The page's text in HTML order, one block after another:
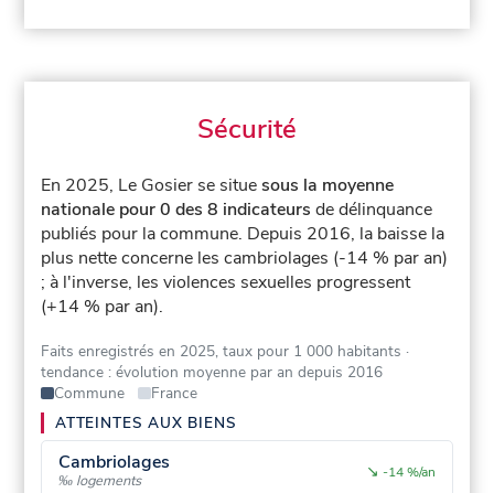
Sécurité
En 2025, Le Gosier se situesous la moyenne
nationale pour 0 des 8 indicateurs de délinquance
publiés pour la commune. Depuis 2016, la baisse la
plus nette concerne les cambriolages (-14 % par an)
; à l'inverse, les violences sexuelles progressent
(+14 % par an).
Faits enregistrés en 2025, taux pour 1 000 habitants ·
tendance : évolution moyenne par an depuis 2016
Commune
France
ATTEINTES AUX BIENS
Cambriolages
‰ logements ↘ -14 %/an